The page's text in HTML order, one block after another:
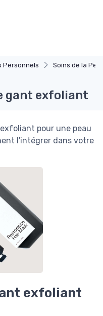
Personnels Soins de la
gant exfoliant
pour une peau
l'intégrer dans votre
exfoliant